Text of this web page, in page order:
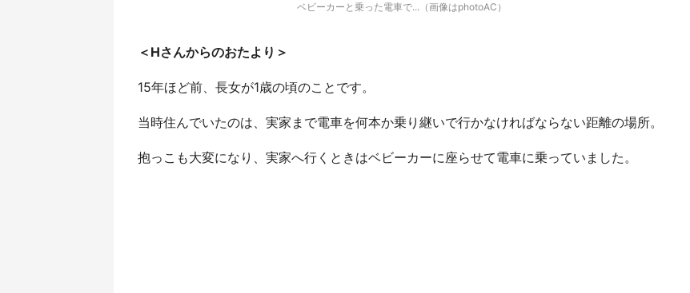
ベビーカーと乗った電車で...（画像はphotoAC）
＜Hさんからのおたより＞
15年ほど前、長女が1歳の頃のことです。
当時住んでいたのは、実家まで電車を何本か乗り継いで行かなければならない距離の場所。
抱っこも大変になり、実家へ行くときはベビーカーに座らせて電車に乗っていました。